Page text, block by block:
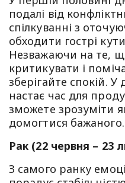
подалі від
спілкуванні з
обходити гострі
Незважаючи на те,
критикувати і
зберігайте спокій. У
настає час для
зможете зрозуміти
домогтися бажаного.
Рак (22 червня – 23
З самого ранку